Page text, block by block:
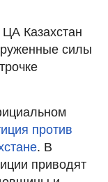
ЦА Казахстан
силы
против
. В
приводят